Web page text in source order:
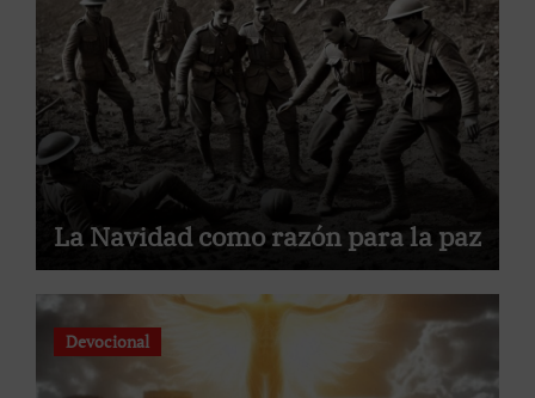
La Navidad como razón para la paz
Devocional